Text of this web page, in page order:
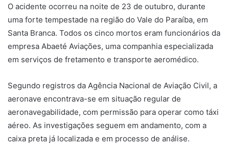
O acidente ocorreu na noite de 23 de outubro, durante
uma forte tempestade na região do Vale do Paraíba, em
Santa Branca. Todos os cinco mortos eram funcionários da
empresa Abaeté Aviações, uma companhia especializada
em serviços de fretamento e transporte aeromédico.
Segundo registros da Agência Nacional de Aviação Civil, a
aeronave encontrava-se em situação regular de
aeronavegabilidade, com permissão para operar como táxi
aéreo. As investigações seguem em andamento, com a
caixa preta já localizada e em processo de análise.